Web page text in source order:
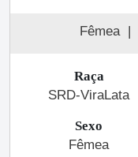
Fêmea |
Raça
SRD-ViraLata
Sexo
Fêmea